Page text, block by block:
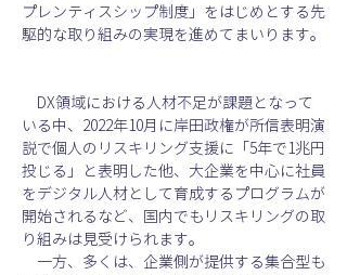
プレンティスシップ制度」をはじめとする先
駆的な取り組みの実現を進めてまいります。
DX領域における人材不足が課題となって
いる中、2022年10月に岸田政権が所信表明演
説で個人のリスキリング支援に「5年で1兆円
投じる」と表明した他、大企業を中心に社員
をデジタル人材として育成するプログラムが
開始されるなど、国内でもリスキリングの取
り組みは見受けられます。
一方、多くは、企業側が提供する集合型も